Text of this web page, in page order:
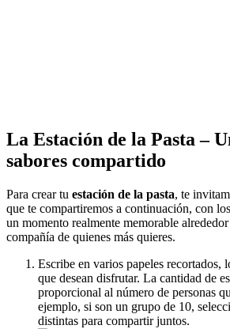
La Estación de la Pasta –
sabores compartido
Para crear tu estación de la pasta, te
que te compartiremos a continuación, con
un momento realmente memorable alrededor
compañía de quienes más quieres.
Escribe en varios papeles recortados,
que desean disfrutar. La cantidad de
proporcional al número de personas
ejemplo, si son un grupo de 10,
distintas para compartir juntos.